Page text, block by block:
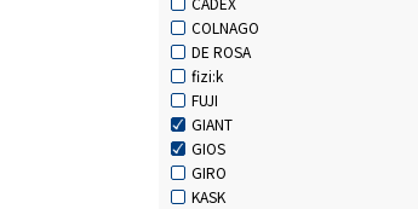
COLNAGO
DE ROSA
fizi:k
FUJI
GIANT
GIOS
GIRO
KASK